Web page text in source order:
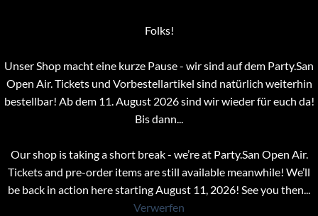
Folks!
Unser Shop macht eine kurze Pause - wir sind auf dem Party.San
Open Air. Tickets und Vorbestellartikel sind natürlich weiterhin
bestellbar! Ab dem 11. August 2026 sind wir wieder für euch da!
Bis dann...
Our shop is taking a short break - we’re at Party.San Open Air.
Tickets and pre-order items are still available meanwhile! We’ll
be back in action here starting August 11, 2026! See you then...
Verwerfen